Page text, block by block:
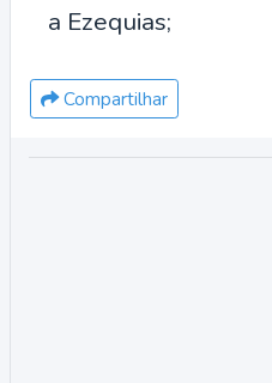
a Ezequias;
Compartilhar